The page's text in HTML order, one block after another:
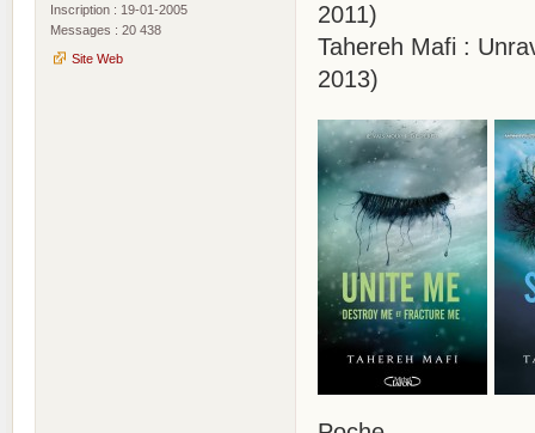
Inscription : 19-01-2005
Messages : 20 438
Site Web
2011)
Tahereh Mafi :
2013)